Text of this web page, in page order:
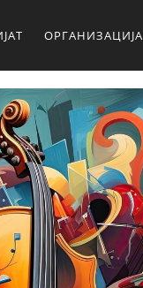
ОРГАНИЗАЦИЈА